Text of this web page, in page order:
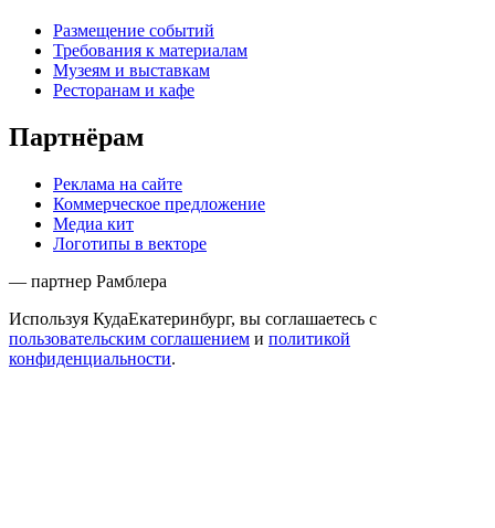
Размещение событий
Требования к материалам
Музеям и выставкам
Ресторанам и кафе
Партнёрам
Реклама на сайте
Коммерческое предложение
Медиа кит
Логотипы в векторе
— партнер Рамблера
Используя КудаЕкатеринбург, вы соглашаетесь с
пользовательским соглашением и политикой
конфиденциальности.